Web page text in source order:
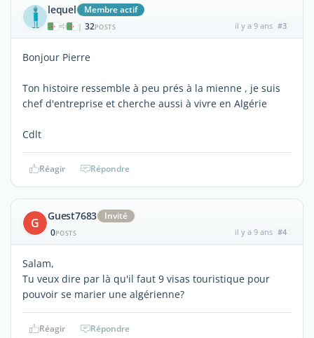
lequel Membre actif
| 32POSTS il y a 9 ans #3
Bonjour Pierre
Ton histoire ressemble à peu prés à la mienne , je suis
chef d'entreprise et cherche aussi à vivre en Algérie
Cdlt
Réagir Répondre
G Guest7683
Invité
0POSTS il y a 9 ans #4
Salam,
Tu veux dire par là qu'il faut 9 visas touristique pour
pouvoir se marier une algérienne?
Réagir Répondre